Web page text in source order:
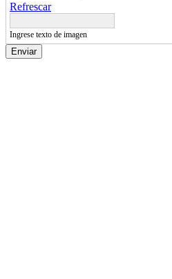
Refrescar
Ingrese texto de imagen